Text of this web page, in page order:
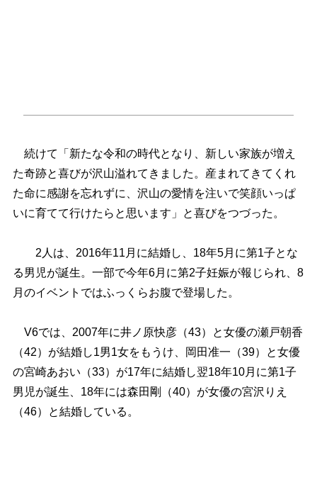
続けて「新たな令和の時代となり、新しい家族が増え
た奇跡と喜びが沢山溢れてきました。産まれてきてくれ
た命に感謝を忘れずに、沢山の愛情を注いで笑顔いっぱ
いに育てて行けたらと思います」と喜びをつづった。
2人は、2016年11月に結婚し、18年5月に第1子とな
る男児が誕生。一部で今年6月に第2子妊娠が報じられ、8
月のイベントではふっくらお腹で登場した。
V6では、2007年に井ノ原快彦（43）と女優の瀬戸朝香
（42）が結婚し1男1女をもうけ、岡田准一（39）と女優
の宮崎あおい（33）が17年に結婚し翌18年10月に第1子
男児が誕生、18年には森田剛（40）が女優の宮沢りえ
（46）と結婚している。